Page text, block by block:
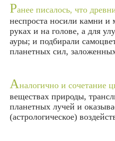
Ранее писалось, что
неспроста носили камни и
руках и на голове, а для
ауры; и подбирали
планетных сил,
Аналогично и сочетание
веществах природы,
планетных лучей и
(астрологическое)